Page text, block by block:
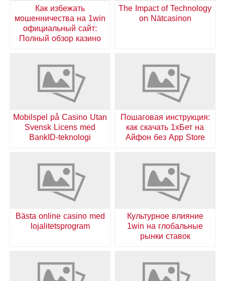
The Impact of Technology
on Nätcasinon
Как избежать
мошенничества на 1win
официальный сайт:
Полный обзор казино
Пошаговая инструкция:
как скачать 1хБет на
Айфон без App Store
Mobilspel på Casino Utan
Svensk Licens med
BankID-teknologi
Культурное влияние
1win на глобальные
рынки ставок
Bästa online casino med
lojalitetsprogram